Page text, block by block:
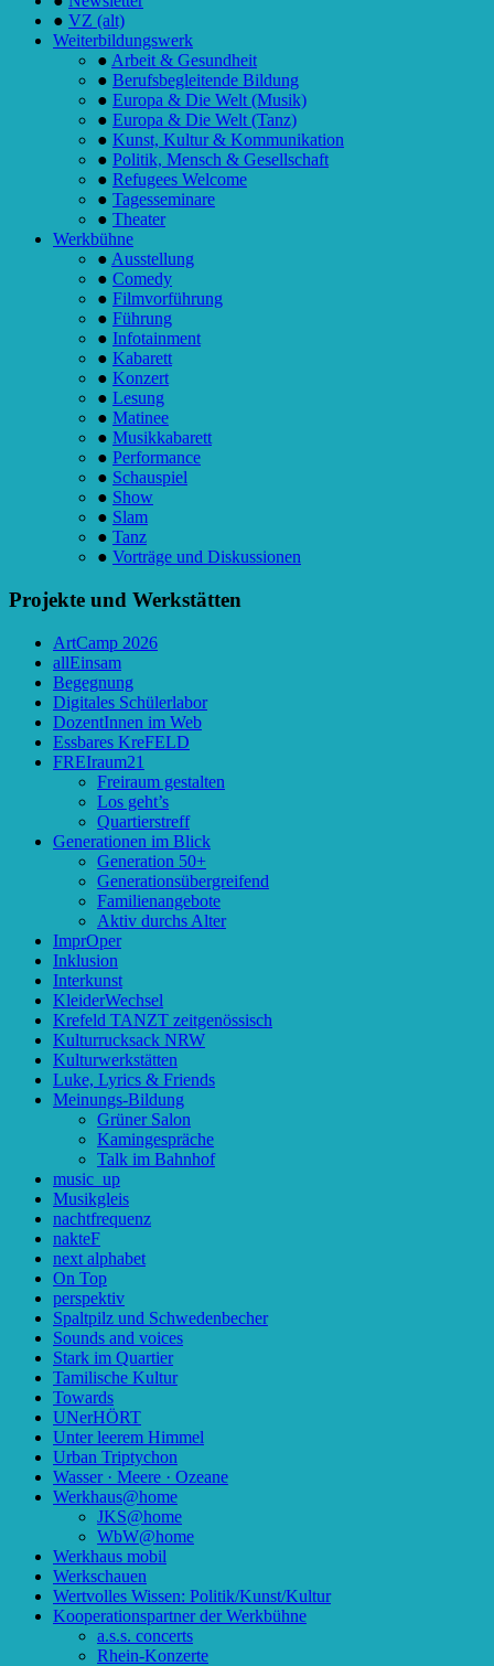
● VZ (alt)
Weiterbildungswerk
● Arbeit & Gesundheit
● Berufsbegleitende Bildung
● Europa & Die Welt (Musik)
● Europa & Die Welt (Tanz)
● Kunst, Kultur & Kommunikation
● Politik, Mensch & Gesellschaft
● Refugees Welcome
● Tagesseminare
● Theater
Werkbühne
● Ausstellung
● Comedy
● Filmvorführung
● Führung
● Infotainment
● Kabarett
● Konzert
● Lesung
● Matinee
● Musikkabarett
● Performance
● Schauspiel
● Show
● Slam
● Tanz
● Vorträge und Diskussionen
Projekte und Werkstätten
ArtCamp 2026
allEinsam
Begegnung
Digitales Schülerlabor
DozentInnen im Web
Essbares KreFELD
FREIraum21
Freiraum gestalten
Los geht’s
Quartierstreff
Generationen im Blick
Generation 50+
Generationsübergreifend
Familienangebote
Aktiv durchs Alter
ImprOper
Inklusion
Interkunst
KleiderWechsel
Krefeld TANZT zeitgenössisch
Kulturrucksack NRW
Kulturwerkstätten
Luke, Lyrics & Friends
Meinungs-Bildung
Grüner Salon
Kamingespräche
Talk im Bahnhof
music_up
Musikgleis
nachtfrequenz
nakteF
next alphabet
On Top
perspektiv
Spaltpilz und Schwedenbecher
Sounds and voices
Stark im Quartier
Tamilische Kultur
Towards
UNerHÖRT
Unter leerem Himmel
Urban Triptychon
Wasser · Meere · Ozeane
Werkhaus@home
JKS@home
WbW@home
Werkhaus mobil
Werkschauen
Wertvolles Wissen: Politik/Kunst/Kultur
Kooperationspartner der Werkbühne
a.s.s. concerts
Rhein-Konzerte